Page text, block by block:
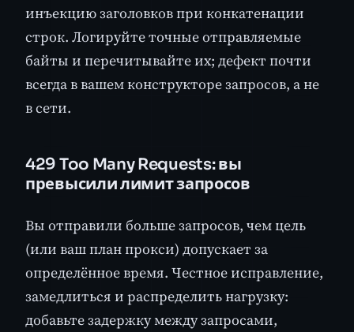
инъекцию заголовков при конкатенации
строк. Логируйте точные отправляемые
байты и перечитывайте их; дефект почти
всегда в вашем конструкторе запросов, а не
в сети.
429 Too Many Requests: вы
превысили лимит запросов
Вы отправили больше запросов, чем цель
(или ваш план прокси) допускает за
определённое время. Честное исправление,
замедлиться и распределить нагрузку:
добавьте задержку между запросами,